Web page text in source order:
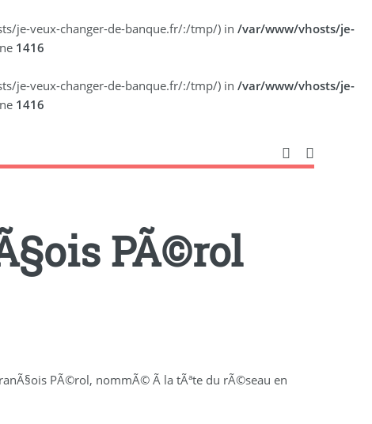
je-veux-changer-de-banque.fr/:/tmp/) in /var/www/vhosts/je-
1416
je-veux-changer-de-banque.fr/:/tmp/) in /var/www/vhosts/je-
1416
PÃ©rol
PÃ©rol, nommÃ© Ã la tÃªte du rÃ©seau en